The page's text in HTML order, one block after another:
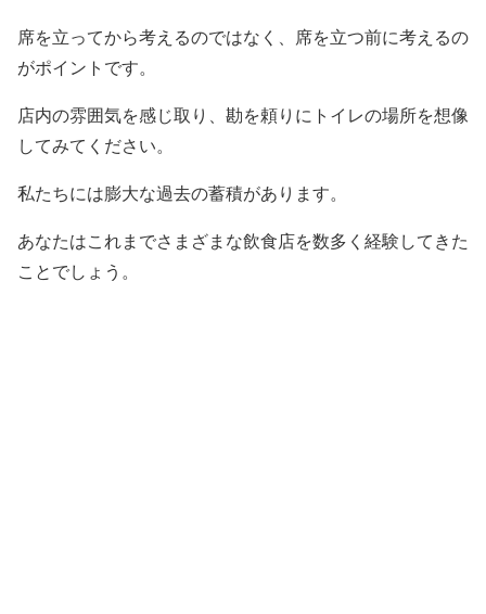
席を立ってから考えるのではなく、席を立つ前に考えるの
がポイントです。
店内の雰囲気を感じ取り、勘を頼りにトイレの場所を想像
してみてください。
私たちには膨大な過去の蓄積があります。
あなたはこれまでさまざまな飲食店を数多く経験してきた
ことでしょう。